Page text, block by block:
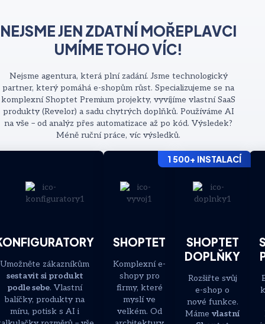
NEJSME JEN ZDATNÍ MOŘEPLAVCI
UMÍME TOHO VÍC!
Nejsme agentura, která plní zadání. Jsme technologický
partner, který pomáhá e-shopům růst. Specializujeme se na
komplexní Shoptet Premium projekty, vyvíjíme vlastní SaaS
produkty (Revelor) a sadu chytrých doplňků. Používáme AI
na vše – od analýz přes automatizace až po kód. Výsledek?
Méně ruční práce, víc výsledků.
Umožněte zákazníkům
sestavit si produkt
podle sebe. Vlastní
balíčky, produkty na
míru, potisk s AI i
SHOPTET
Komplexní e-
shopy pro
firmy, které
myslí ve
velkém. Od
SHOPTET
DOPLŇKY
Rozšiřte svůj
e-shop o
nové funkce.
Máme vlastní
1 500+ INSTALACÍ